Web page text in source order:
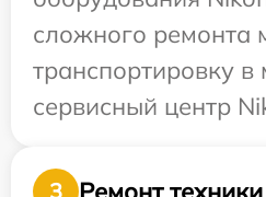
сложного ремонта
транспортировку в
сервисный центр
3